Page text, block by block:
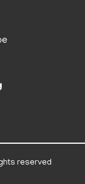
reserved